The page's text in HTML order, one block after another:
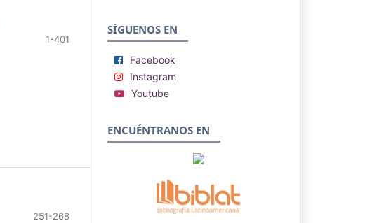
1-401
251-268
SÍGUENOS EN
Facebook
Instagram
Youtube
ENCUÉNTRANOS EN